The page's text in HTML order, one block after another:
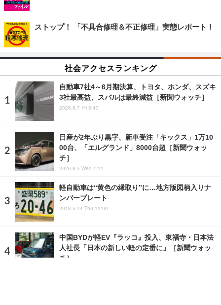
ストップ！ 「不具合修理＆不正修理」実態レポート！
社会アクセスランキング
自動車7社4～6月期決算、トヨタ、ホンダ、スズキ
3社最高益、スバルは最終減益［新聞ウォッチ］
2026.8.7 Fri 5:43
日産が2年ぶり黒字、新車受注「キックス」1万10
00台、「エルグランド」8000台超［新聞ウォッ
チ］
2026.8.5 Wed 4:11
軽自動車は“黄色の縁取り”に…地方版図柄入りナ
ンバープレート
2018.5.24 Thu 12:00
中国BYDが軽EV『ラッコ』投入、東福寺・日本法
人社長「日本の新しい軽の定番に」［新聞ウォッ
チ］